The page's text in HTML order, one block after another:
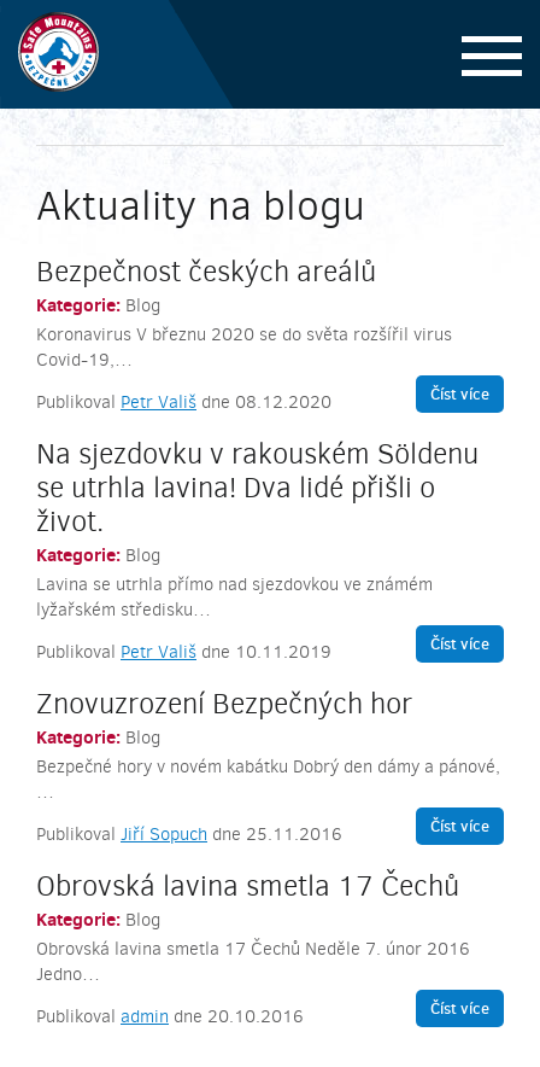
Aktuality na blogu
Bezpečnost českých areálů
Kategorie: Blog
Koronavirus V březnu 2020 se do světa rozšířil virus
Covid-19,…
Publikoval Petr Vališ dne 08.12.2020 Číst více
Na sjezdovku v rakouském Söldenu
se utrhla lavina! Dva lidé přišli o
život.
Kategorie: Blog
Lavina se utrhla přímo nad sjezdovkou ve známém
lyžařském středisku…
Publikoval Petr Vališ dne 10.11.2019 Číst více
Znovuzrození Bezpečných hor
Kategorie: Blog
Bezpečné hory v novém kabátku Dobrý den dámy a pánové,
…
Publikoval Jiří Sopuch dne 25.11.2016 Číst více
Obrovská lavina smetla 17 Čechů
Kategorie: Blog
Obrovská lavina smetla 17 Čechů Neděle 7. únor 2016
Jedno…
Publikoval admin dne 20.10.2016 Číst více